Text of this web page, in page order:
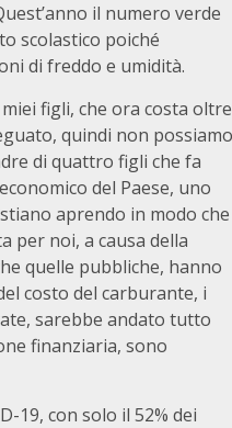
il numero verde
scolastico poiché
di freddo e umidità.
figli, che ora costa oltre
quindi non possiamo
di quattro figli che fa
del Paese, uno
aprendo in modo che
per noi, a causa della
quelle pubbliche, hanno
costo del carburante, i
sarebbe andato tutto
finanziaria, sono
19, con solo il 52% dei